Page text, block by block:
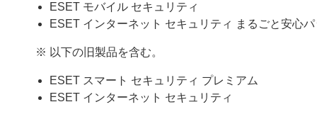
ESET モバイル セキュリティ
ESET インターネット セキュリティ まるごと安心
※ 以下の旧製品を含む。
ESET スマート セキュリティ プレミアム
ESET インターネット セキュリティ